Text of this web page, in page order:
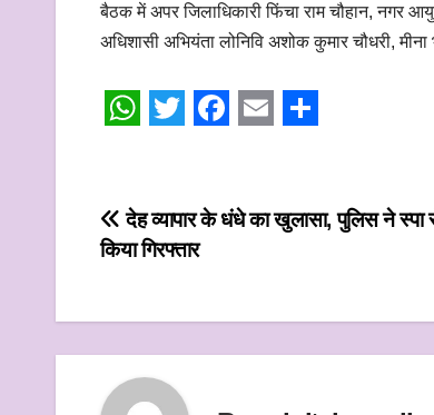
बैठक में अपर जिलाधिकारी फिंचा राम चौहान, नगर
अधिशासी अभियंता लोनिवि अशोक कुमार चौधरी,
a
t
A
p
p
i
t
e
r
c
e
o
o
a
a
Post
देह व्यापार के धंधे का खुलासा, पुलिस ने स्पा
किया गिरफ्तार